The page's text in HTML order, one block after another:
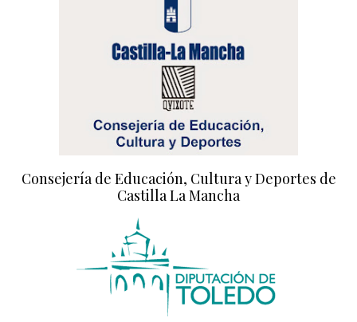
Consejería de Educación, Cultura y Deportes de
Castilla La Mancha